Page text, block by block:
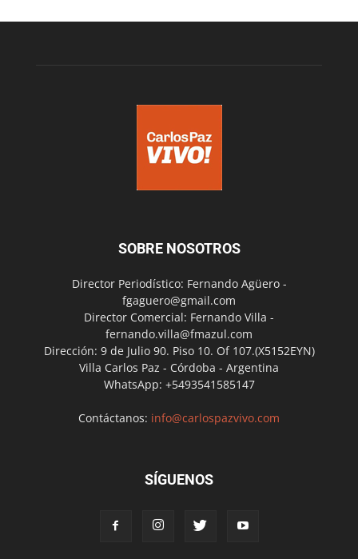
SOBRE NOSOTROS
Director Periodístico: Fernando Agüero -
fgaguero@gmail.com
Director Comercial: Fernando Villa -
fernando.villa@fmazul.com
Dirección: 9 de Julio 90. Piso 10. Of 107.(X5152EYN)
Villa Carlos Paz - Córdoba - Argentina
WhatsApp: +5493541585147
Contáctanos: info@carlospazvivo.com
SÍGUENOS